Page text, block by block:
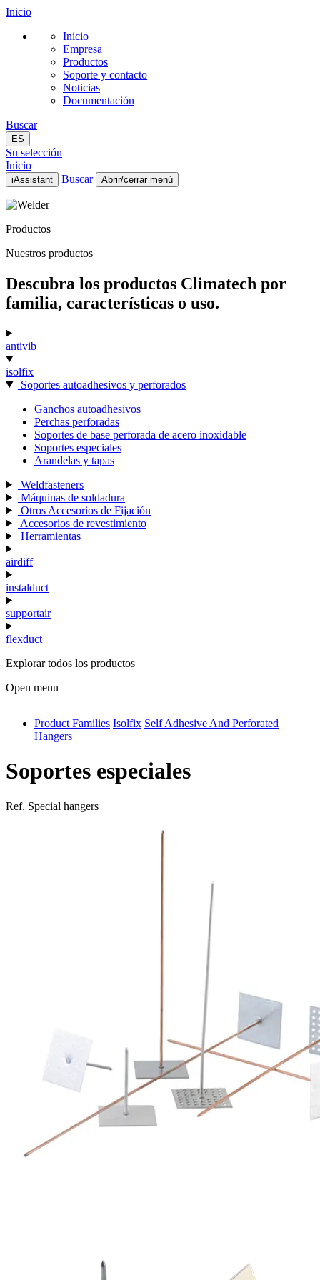
Inicio
Inicio
Empresa
Productos
Soporte y contacto
Noticias
Documentación
Buscar
ES
Su selección
Inicio
iAssistant Buscar Abrir/cerrar menú
Inicio
Productos
Noticias
ES
Productos
Nuestros productos
Descubra los productos Climatech por
familia, características o uso.
antivib
isolfix
Soportes autoadhesivos y perforados
Ganchos autoadhesivos
Perchas perforadas
Soportes de base perforada de acero inoxidable
Soportes especiales
Arandelas y tapas
Weldfasteners
Máquinas de soldadura
Otros Accesorios de Fijación
Accesorios de revestimiento
Herramientas
airdiff
instalduct
supportair
flexduct
Explorar todos los productos
Open menu
antivib
airdiff
instalduct
Product Families Isolfix Self Adhesive And Perforated
Hangers
Soportes especiales
Ref. Special hangers